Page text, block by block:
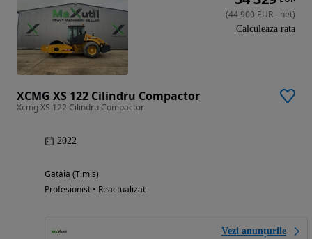
XCMG XS 122 Cilindru Compactor
Xcmg XS 122 Cilindru Compactor
2022
Gataia (Timis)
Profesionist • Reactualizat
Vezi anunțurile
(44 900 EUR- net)
Calculeaza rata